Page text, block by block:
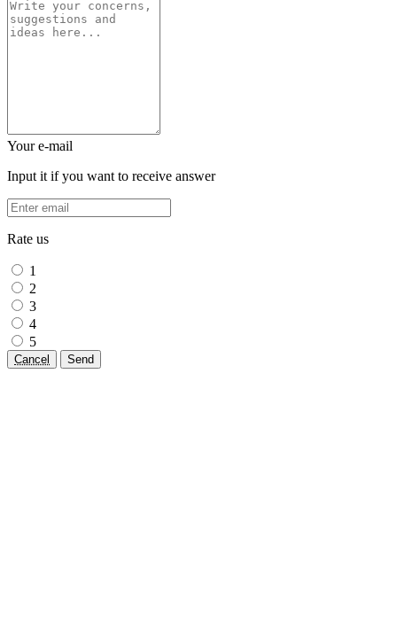
Your e-mail
Input it if you want to receive answer
Rate us
1
2
3
4
5
Cancel Send